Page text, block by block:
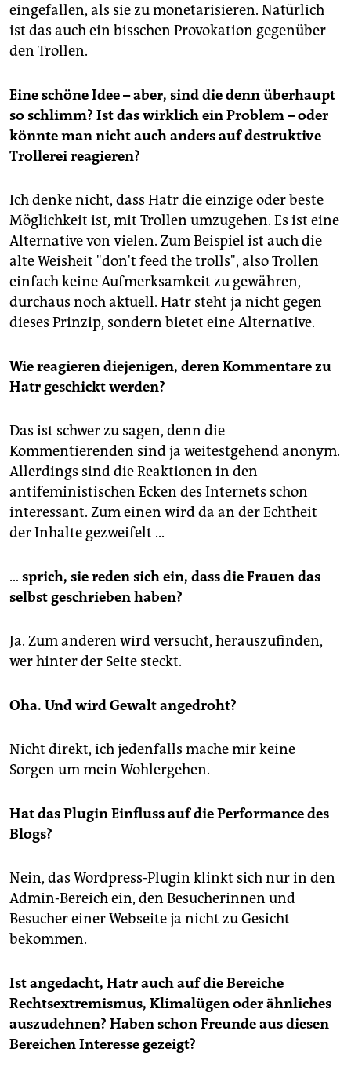
eingefallen, als sie zu monetarisieren. Natürlich
ist das auch ein bisschen Provokation gegenüber
den Trollen.
Eine schöne Idee – aber, sind die denn überhaupt
so schlimm? Ist das wirklich ein Problem – oder
könnte man nicht auch anders auf destruktive
Trollerei reagieren?
Ich denke nicht, dass Hatr die einzige oder beste
Möglichkeit ist, mit Trollen umzugehen. Es ist eine
Alternative von vielen. Zum Beispiel ist auch die
alte Weisheit "don't feed the trolls", also Trollen
einfach keine Aufmerksamkeit zu gewähren,
durchaus noch aktuell. Hatr steht ja nicht gegen
dieses Prinzip, sondern bietet eine Alternative.
Wie reagieren diejenigen, deren Kommentare zu
Hatr geschickt werden?
Das ist schwer zu sagen, denn die
Kommentierenden sind ja weitestgehend anonym.
Allerdings sind die Reaktionen in den
antifeministischen Ecken des Internets schon
interessant. Zum einen wird da an der Echtheit
der Inhalte gezweifelt ...
… sprich, sie reden sich ein, dass die Frauen das
selbst geschrieben haben?
Ja. Zum anderen wird versucht, herauszufinden,
wer hinter der Seite steckt.
Oha. Und wird Gewalt angedroht?
Nicht direkt, ich jedenfalls mache mir keine
Sorgen um mein Wohlergehen.
Hat das Plugin Einfluss auf die Performance des
Blogs?
Nein, das Wordpress-Plugin klinkt sich nur in den
Admin-Bereich ein, den Besucherinnen und
Besucher einer Webseite ja nicht zu Gesicht
bekommen.
Ist angedacht, Hatr auch auf die Bereiche
Rechtsextremismus, Klimalügen oder ähnliches
auszudehnen? Haben schon Freunde aus diesen
Bereichen Interesse gezeigt?